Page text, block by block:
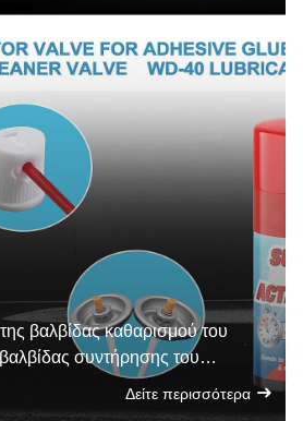
βαλβίδας καθαρισμού του
συντήρησης του
καθαρισμού των
Δείτε περισσότερα